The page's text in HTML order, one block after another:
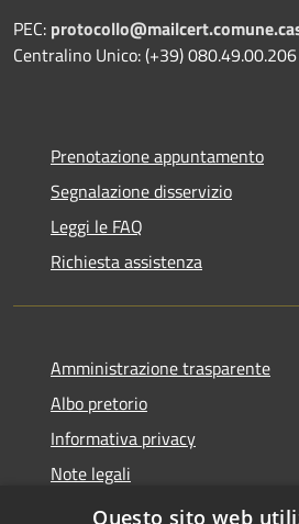
PEC:
Centralino Unico: (+39) 080.49.00.206
Prenotazione appuntamento
Segnalazione disservizio
Leggi le FAQ
Richiesta assistenza
Amministrazione trasparente
Albo pretorio
Informativa privacy
Note legali
Dichiarazione di accessibilità
Questo sito web